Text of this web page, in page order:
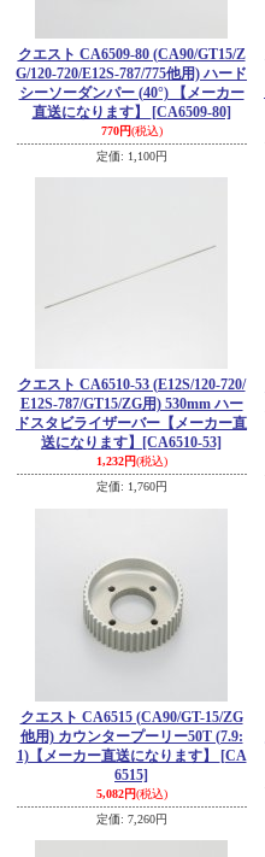
クエスト CA6509-80 (CA90/GT15/Z
G/120-720/E12S-787/775他用) ハード
シーソーダンパー (40°) 【メーカー
直送になります】
[CA6509-80]
770円(税込)
定価: 1,100円
クエスト CA6510-53 (E12S/120-720/
E12S-787/GT15/ZG用) 530mm ハー
ドスタビライザーバー【メーカー直
送になります】
[CA6510-53]
1,232円(税込)
定価: 1,760円
クエスト CA6515 (CA90/GT-15/ZG
他用) カウンタープーリー50T (7.9:
1)【メーカー直送になります】
[CA
6515]
5,082円(税込)
定価: 7,260円